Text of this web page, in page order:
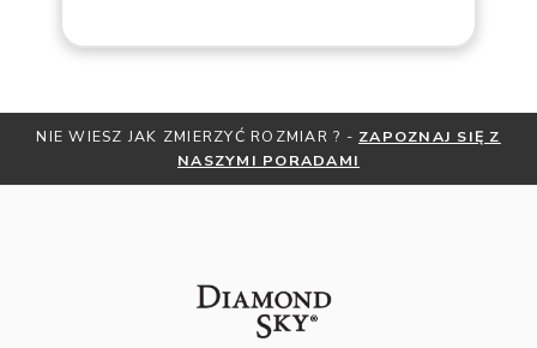
NIE WIESZ JAK ZMIERZYĆ ROZMIAR ? - ZAPOZNAJ SIĘ Z
NASZYMI PORADAMI